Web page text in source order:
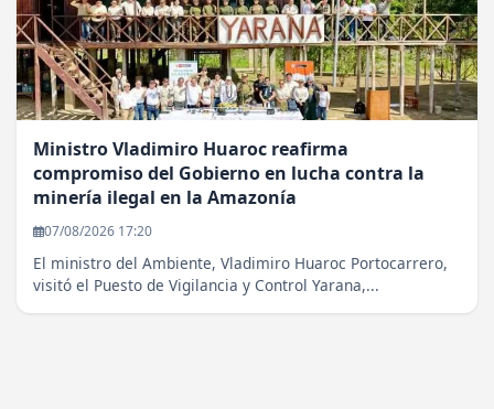
Ministro Vladimiro Huaroc reafirma
compromiso del Gobierno en lucha contra la
minería ilegal en la Amazonía
07/08/2026 17:20
El ministro del Ambiente, Vladimiro Huaroc Portocarrero,
visitó el Puesto de Vigilancia y Control Yarana,...